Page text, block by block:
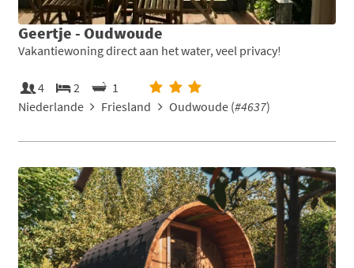
Geertje - Oudwoude
Vakantiewoning direct aan het water, veel privacy!
4 2
1
Niederlande
Friesland Oudwoude (#4637)